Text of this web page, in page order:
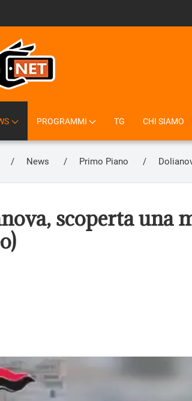
PROGRAMMI TG CHI SIAMO
News Primo Piano
scoperta una